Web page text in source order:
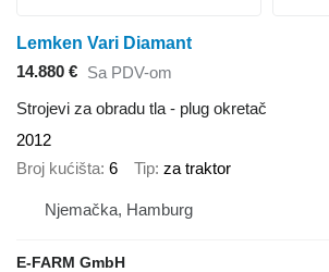
Lemken Vari Diamant
14.880 € Sa PDV-om
Strojevi za obradu tla - plug okretač
2012
Broj kućišta 6 Tip za traktor
Njemačka, Hamburg
E-FARM GmbH